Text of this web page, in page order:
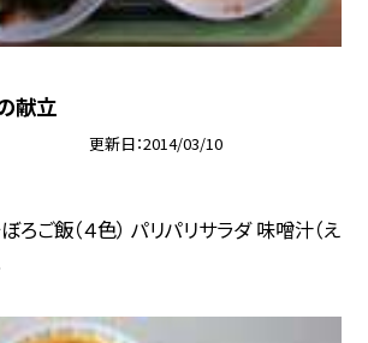
献立
更新日 2014/03/10
ろご飯（４色） パリパリサラダ 味噌汁（え